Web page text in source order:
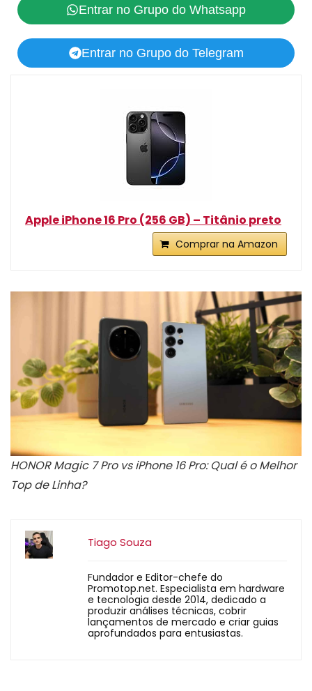
Entrar no Grupo do Whatsapp
Entrar no Grupo do Telegram
Apple iPhone 16 Pro (256 GB) – Titânio preto
Comprar na Amazon
HONOR Magic 7 Pro vs iPhone 16 Pro: Qual é o Melhor
Top de Linha?
Tiago Souza
Fundador e Editor-chefe do
Promotop.net. Especialista em hardware
e tecnologia desde 2014, dedicado a
produzir análises técnicas, cobrir
lançamentos de mercado e criar guias
aprofundados para entusiastas.